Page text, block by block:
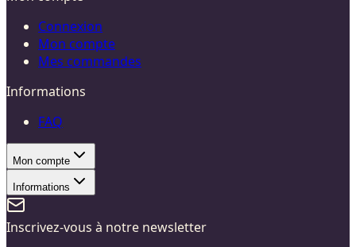
Connexion
Mon compte
Mes commandes
Informations
FAQ
Mon compte
Informations
Inscrivez-vous à notre newsletter